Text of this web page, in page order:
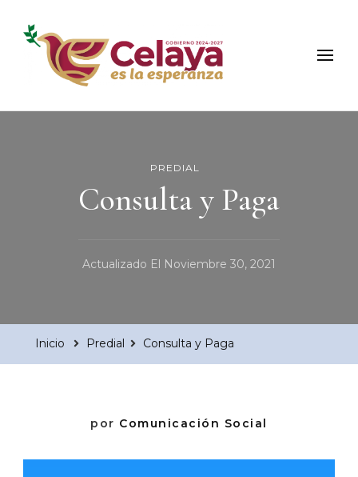
Municipio de Celaya
Portal Oficial del Municipio de Celaya
PREDIAL
Consulta y Paga
Actualizado El Noviembre 30, 2021
Inicio Predial Consulta y Paga
por Comunicación Social